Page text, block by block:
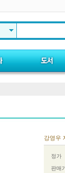
강영우
정가
판매